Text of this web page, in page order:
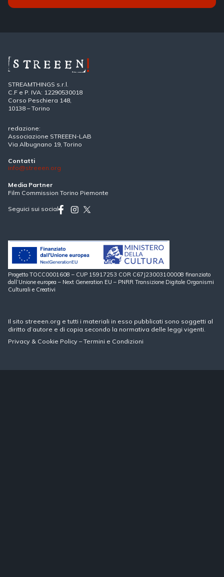
STREAMTHINGS s.r.l.
C.F e P. IVA: 12290530018
Corso Peschiera 148,
10138 – Torino
redazione:
Associazione STREEEN-LAB
Via Albugnano 19, Torino
Contatti
info@streeen.org
Media Partner
Film Commission Torino Piemonte
Seguici sui social
Progetto TOCC0001608 – CUP 15917253 COR C67J23003100008 finanziato
dall’Unione europea – Next Generation EU – PNRR Transizione Digitale Organismi
Culturali e Creativi
Il sito streeen.org e tutti i materiali in esso pubblicati sono soggetti al
diritto d’autore e di copia secondo la normativa delle leggi vigenti.
Privacy & Cookie Policy –Termini e Condizioni